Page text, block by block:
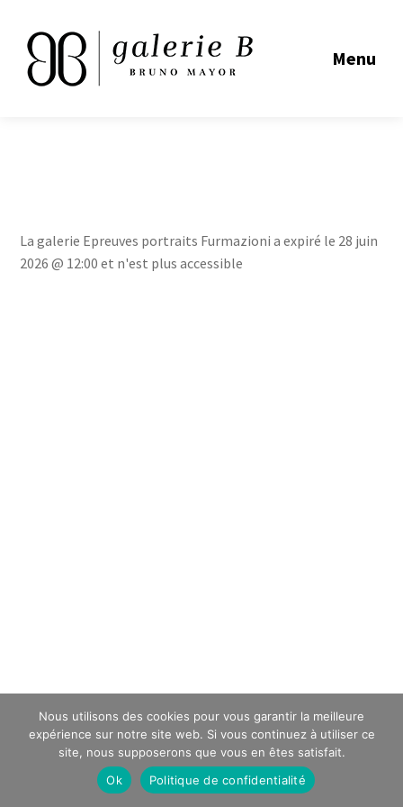
Menu
La galerie Epreuves portraits Furmazioni a expiré le 28 juin
2026 @ 12:00 et n'est plus accessible
Nous utilisons des cookies pour vous garantir la meilleure
expérience sur notre site web. Si vous continuez à utiliser ce
site, nous supposerons que vous en êtes satisfait.
Ok
Politique de confidentialité